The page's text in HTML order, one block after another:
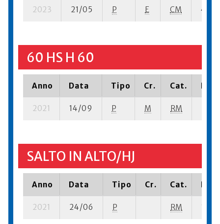
2023 21/05 P E CM 4 se-
60 HS H 60
Anno Data Tipo Cr. Cat.
2021 14/09 P M RM
SALTO IN ALTO/HJ
Anno Data Tipo Cr. Cat.
2021 24/06 P RM 15